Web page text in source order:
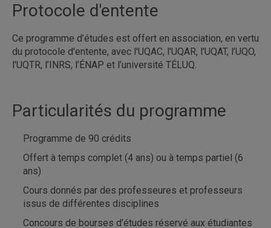
Protocole d'entente
Ce programme d’études est offert en association, en vertu
du protocole d'entente, avec l'UQAC, l'UQAR, l'UQAT, l’UQO,
l'UQTR, l’INRS, l’ÉNAP et l’université TÉLUQ.
Particularités du programme
Programme de 90 crédits
Offert à temps complet (4 ans) ou à temps partiel (6
ans)
Cours donnés par des professeures et professeurs
issus de différentes disciplines
Concours de bourses d’études réservé aux étudiantes